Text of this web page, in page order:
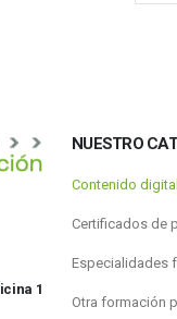
1
NUESTRO
Contenido
Certificados de
Especialidades
Otra formación